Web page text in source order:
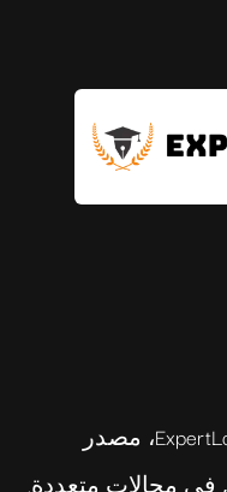
مرحبًا بكم في موقع ExpertLoom.com، مصدر
في مجالات متعددة.